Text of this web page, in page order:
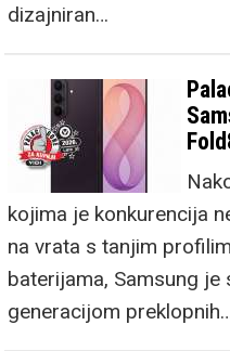
dizajniran…
kojima je konkurencija
na vrata s tanjim
baterijama, Samsung je
generacijom